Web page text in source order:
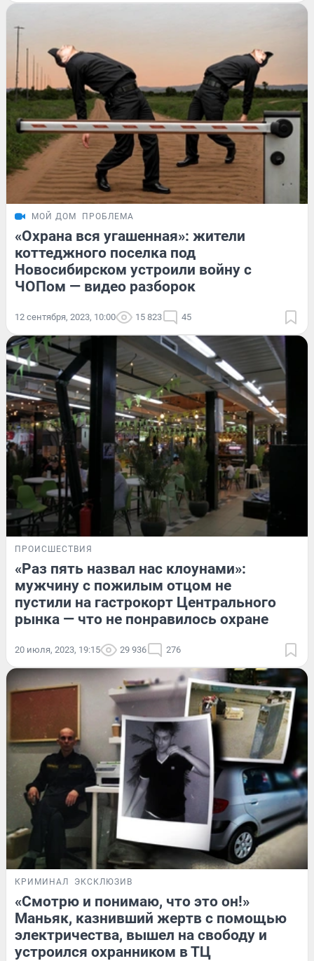
МОЙ ДОМ ПРОБЛЕМА
«Охрана вся угашенная»: жители
коттеджного поселка под
Новосибирском устроили войну с
ЧОПом — видео разборок
12 сентября, 2023, 10:00 15 823 45
ПРОИСШЕСТВИЯ
«Раз пять назвал нас клоунами»:
мужчину с пожилым отцом не
пустили на гастрокорт Центрального
рынка — что не понравилось охране
20 июля, 2023, 19:15 29 936 276
КРИМИНАЛ ЭКСКЛЮЗИВ
«Смотрю и понимаю, что это он!»
Маньяк, казнивший жертв с помощью
электричества, вышел на свободу и
устроился охранником в ТЦ